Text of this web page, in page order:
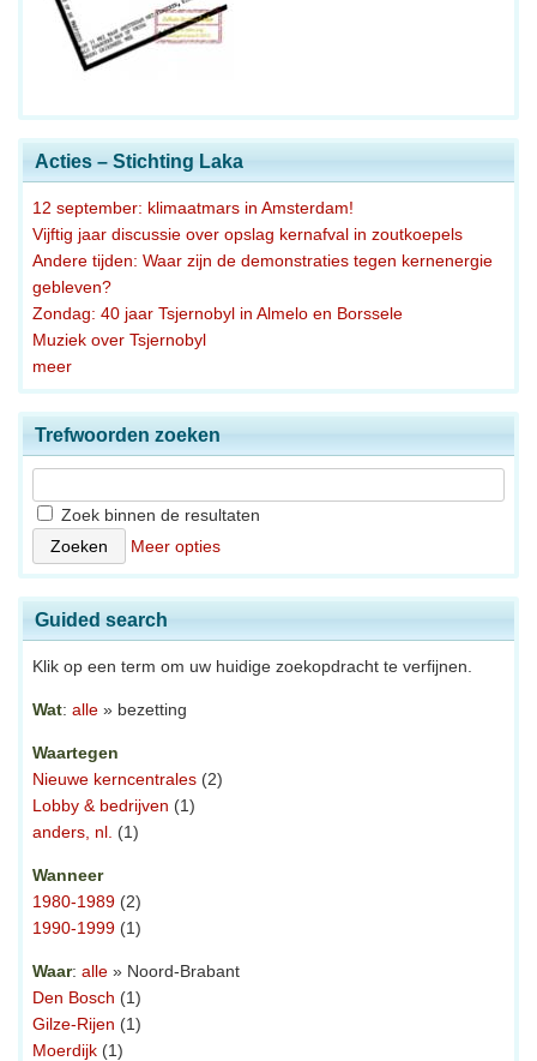
Acties – Stichting Laka
12 september: klimaatmars in Amsterdam!
Vijftig jaar discussie over opslag kernafval in zoutkoepels
Andere tijden: Waar zijn de demonstraties tegen kernenergie
gebleven?
Zondag: 40 jaar Tsjernobyl in Almelo en Borssele
Muziek over Tsjernobyl
meer
Trefwoorden zoeken
Zoek binnen de resultaten
Meer opties
Guided search
Klik op een term om uw huidige zoekopdracht te verfijnen.
Wat: alle » bezetting
Waartegen
Nieuwe kerncentrales (2)
Lobby & bedrijven (1)
anders, nl. (1)
Wanneer
1980-1989 (2)
1990-1999 (1)
Waar: alle » Noord-Brabant
Den Bosch (1)
Gilze-Rijen (1)
Moerdijk (1)